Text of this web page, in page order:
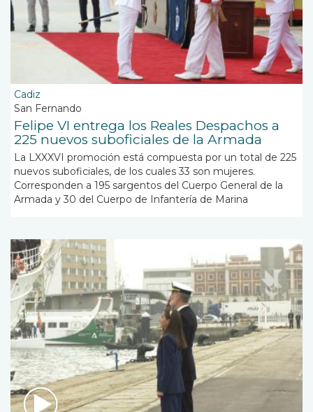
Cadiz
San Fernando
Felipe VI entrega los Reales Despachos a
225 nuevos suboficiales de la Armada
La LXXXVI promoción está compuesta por un total de 225
nuevos suboficiales, de los cuales 33 son mujeres.
Corresponden a 195 sargentos del Cuerpo General de la
Armada y 30 del Cuerpo de Infantería de Marina